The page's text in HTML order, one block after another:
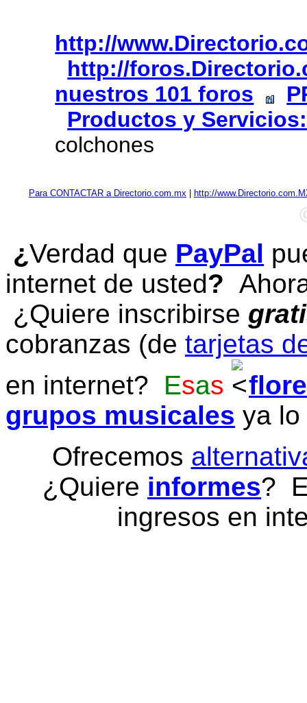
http://
http://
nuestros 101 foros
Productos y
colchones
Para CONTACTAR a Directorio.com.mx http://
¿Verdad que PayPal
internet de usted?
¿Quiere inscribirse
cobranzas (de tarjetas
en internet? Esas
grupos musicales ya
Ofrecemos
¿Quiere informes?
ingresos en